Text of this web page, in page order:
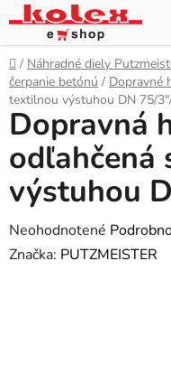
Prejsť
na
obsah
Domov
/ Náhradné diely
čerpanie betónú / Dopravné
textilnou výstuhou DN 75/
Dopravná
odľahčená
výstuhou
Priemerné
hodnotenie
Neohodnotené
Značka: PUTZMEISTER